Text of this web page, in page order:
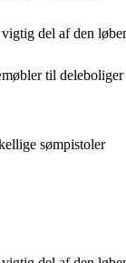
del af den
til deleboliger
sømpistoler